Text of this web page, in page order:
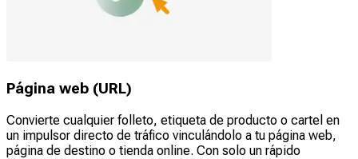
Página web (URL)
Convierte cualquier folleto, etiqueta de producto o cartel en
un impulsor directo de tráfico vinculándolo a tu página web,
página de destino o tienda online. Con solo un rápido